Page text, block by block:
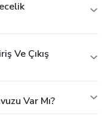
Ve Çıkış
Var Mı?